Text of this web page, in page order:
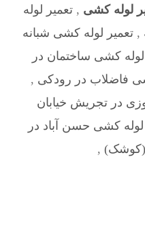
لوله کشی ,تعمیر لوله
,تعمیر لوله کشی شبانه
لوله کشی ساختمان در
فاضلاب در رودکی ,
در تجریش خیابان
لوله کشی حسن آباد در
(کوشک) ,